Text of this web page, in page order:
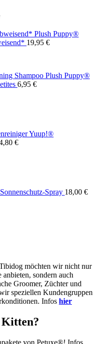
Plush Puppy®
19,95 €
Plush Puppy®
6,95 €
Yuup!®
€
Spray 18,00 €
möchten wir nicht nur
sondern auch
Groomer, Züchter und
speziellen Kundengruppen
Infos hier
Kitten?
von Petuxe®! Infos